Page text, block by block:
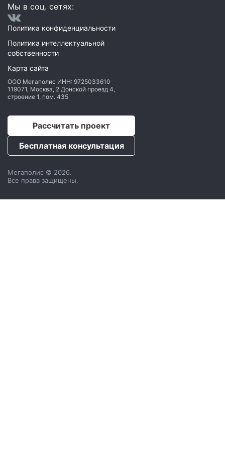
Мы в соц. сетях:
Политика конфиденциальности
Политика интеллектуальной
собственности
Карта сайта
ООО Мегаполис ИНН: 9725033610
119071, Москва, 2 Донской проезд 4,
строение 1, пом. 435
Рассчитать проект
Бесплатная консультация
Мегаполис © 2026.
Все права защищены.